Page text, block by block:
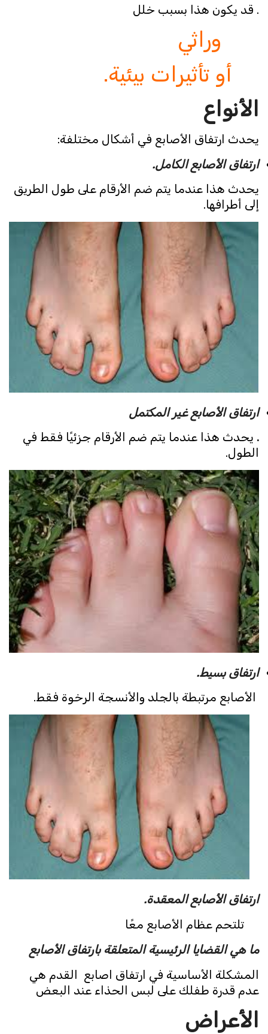
. قد يكون هذا بسبب خلل
وراثي
أو تأثيرات بيئية.
الأنواع
يحدث ارتفاق الأصابع في أشكال مختلفة:
ارتفاق الأصابع الكامل.
يحدث هذا عندما يتم ضم الأرقام على طول الطريق
إلى أطرافها.
ارتفاق الأصابع غير المكتمل
يحدث هذا عندما يتم ضم الأرقام جزئيًا فقط في
الطول.
ارتفاق بسيط.
الأصابع مرتبطة بالجلد والأنسجة الرخوة فقط.
ارتفاق الأصابع المعقدة.
تلتحم عظام الأصابع معًا
ما هي القضايا الرئيسية المتعلقة بارتفاق الأصابع
المشكلة الأساسية في ارتفاق اصابع القدم هي
عدم قدرة طفلك على لبس الحذاء عند البعض
الأعراض